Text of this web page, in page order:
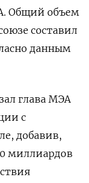
Общий объем
составил
данным
глава МЭА
с
добавив,
миллиардов